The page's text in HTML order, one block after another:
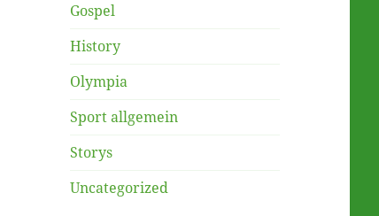
Gospel
History
Olympia
Sport allgemein
Storys
Uncategorized